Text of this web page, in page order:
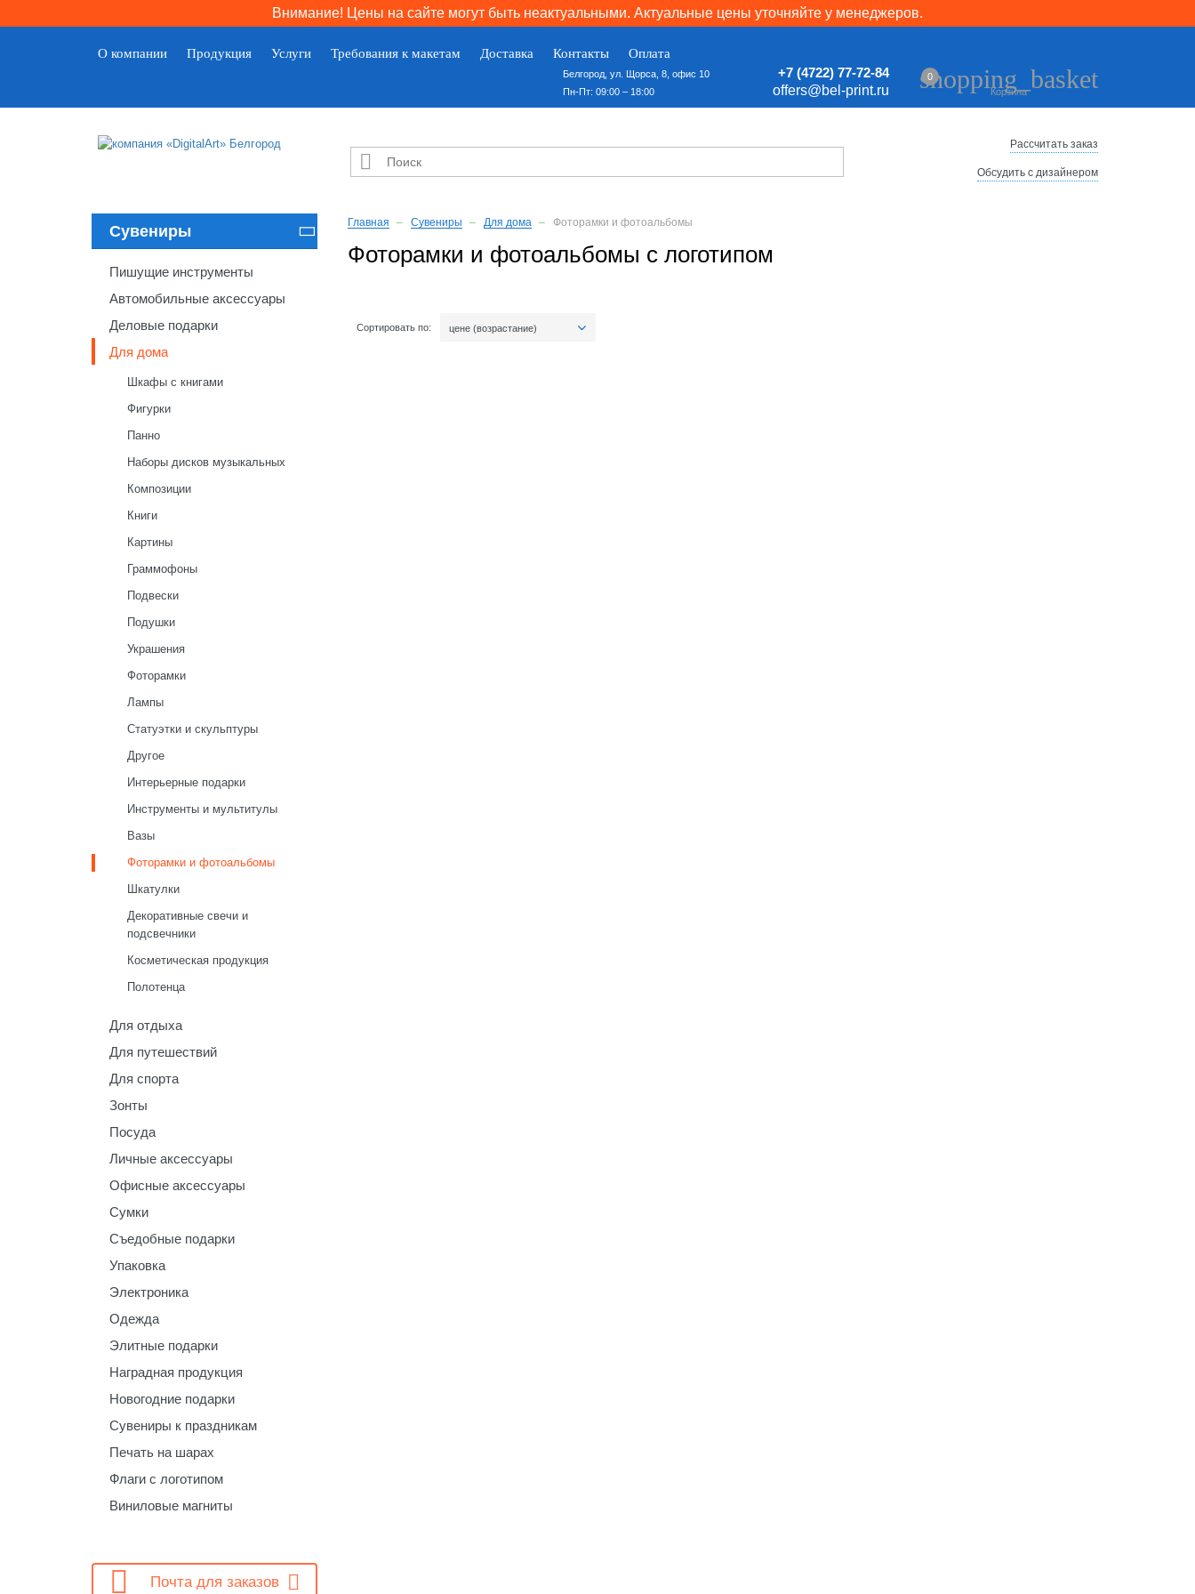
Внимание! Цены на сайте могут быть неактуальными. Актуальные цены уточняйте у менеджеров.
О компании Продукция Услуги Требования к макетам Доставка Контакты Оплата
Белгород, ул. Щорса, 8, офис 10
Пн-Пт: 09:00 – 18:00
+7 (4722) 77-72-84
offers@bel-print.ru
shopping_basket
Корзина
0

Рассчитать заказ
Обсудить с дизайнером
Сувениры 
Пишущие инструменты
Автомобильные аксессуары
Деловые подарки
Для дома
Шкафы с книгами
Фигурки
Панно
Наборы дисков музыкальных
Композиции
Книги
Картины
Граммофоны
Подвески
Подушки
Украшения
Фоторамки
Лампы
Статуэтки и скульптуры
Другое
Интерьерные подарки
Инструменты и мультитулы
Вазы
Фоторамки и фотоальбомы
Шкатулки
Декоративные свечи и
подсвечники
Косметическая продукция
Полотенца
Для отдыха
Для путешествий
Для спорта
Зонты
Посуда
Личные аксессуары
Офисные аксессуары
Сумки
Съедобные подарки
Упаковка
Электроника
Одежда
Элитные подарки
Наградная продукция
Новогодние подарки
Сувениры к праздникам
Печать на шарах
Флаги с логотипом
Виниловые магниты
 Почта для заказов
Главная Сувениры Для дома Фоторамки и фотоальбомы
Фоторамки и фотоальбомы с логотипом
Сортировать по: цене (возрастание)